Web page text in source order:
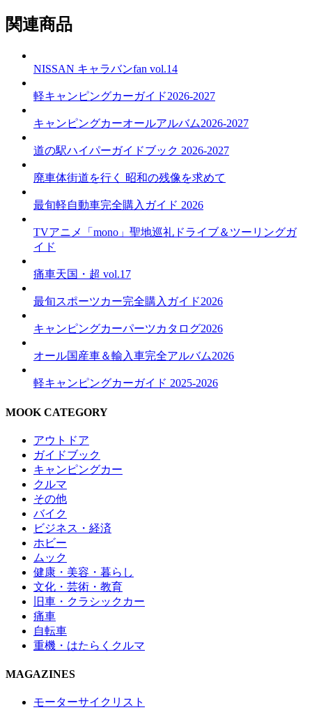
関連商品
NISSAN キャラバンfan vol.14
軽キャンピングカーガイド2026-2027
キャンピングカーオールアルバム2026-2027
道の駅ハイパーガイドブック 2026-2027
廃車体街道を行く 昭和の残像を求めて
最旬軽自動車完全購入ガイド 2026
TVアニメ「mono」聖地巡礼ドライブ＆ツーリングガ
イド
痛車天国・超 vol.17
最旬スポーツカー完全購入ガイド2026
キャンピングカーパーツカタログ2026
オール国産車＆輸入車完全アルバム2026
軽キャンピングカーガイド 2025-2026
MOOK CATEGORY
アウトドア
ガイドブック
キャンピングカー
クルマ
その他
バイク
ビジネス・経済
ホビー
ムック
健康・美容・暮らし
文化・芸術・教育
旧車・クラシックカー
痛車
自転車
重機・はたらくクルマ
MAGAZINES
モーターサイクリスト